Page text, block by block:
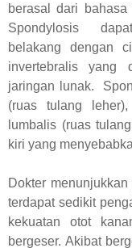
berasal dari
Spondylosis
belakang dengan
invertebralis yang
jaringan lunak.
(ruas tulang
lumbalis (ruas
kiri yang
Dokter
terdapat sedikit
kekuatan otot
bergeser. Akibat